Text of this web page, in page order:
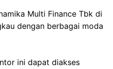
Multi Finance Tbk di
dengan berbagai moda
ini dapat diakses